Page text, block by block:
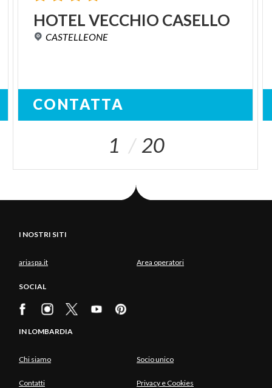
HOTELVECCHIO CASELLO
CASTELLEONE
CONTATTA
1 20
I NOSTRI SITI
ariaspa.it Area operatori
SOCIAL
IN LOMBARDIA
Chi siamo Socio unico
Contatti Privacy e Cookies